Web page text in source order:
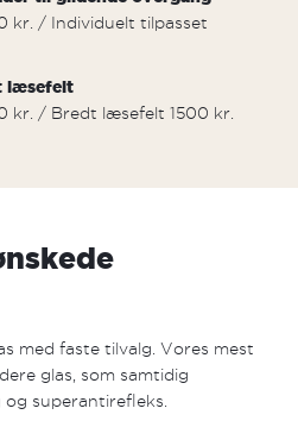
kr. / Individuelt tilpasset
læsefelt
kr. / Bredt læsefelt 1500 kr.
med faste tilvalg. Vores mest
glas, som samtidig
superantirefleks.